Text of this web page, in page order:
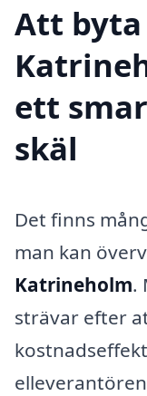
Att
ett
skäl
Det finns
man kan
Katrineholm.
strävar efter